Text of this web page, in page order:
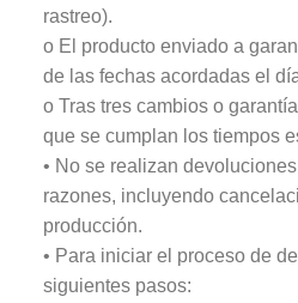
rastreo).
o El producto enviado a
de las fechas acordadas el
o Tras tres cambios o
que se cumplan los tiempos
• No se realizan
razones, incluyendo
producción.
• Para iniciar el proceso de
siguientes pasos: